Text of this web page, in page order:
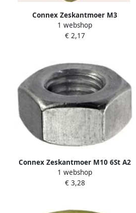
Connex Zeskantmoer M3
Polyamide 20St Pa KY4220053
1 webshop
€ 2,17
Connex Zeskantmoer M10 6St A2
KY4620010
1 webshop
€ 3,28